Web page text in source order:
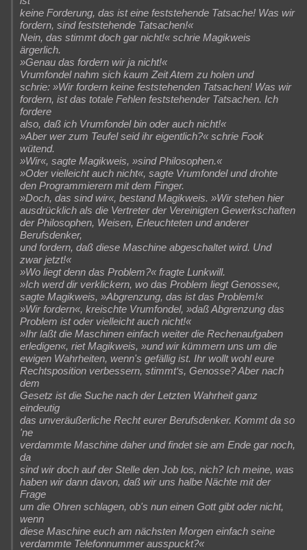
keine Forderung, das ist eine feststehende Tatsache! Was wir
fordern, sind feststehende Tatsachen!«
Nein, das stimmt doch gar nicht!« schrie Magikweis
ärgerlich.
»Genau das fordern wir ja nicht!«
Vrumfondel nahm sich kaum Zeit Atem zu holen und
schrie: »Wir fordern keine feststehenden Tatsachen! Was wir
fordern, ist das totale Fehlen feststehender Tatsachen. Ich
fordere
also, daß ich Vrumfondel bin oder auch nicht!«
»Aber wer zum Teufel seid ihr eigentlich?« schrie Fook
wütend.
»Wir«, sagte Magikweis, »sind Philosophen.«
»Oder vielleicht auch nicht«, sagte Vrumfondel und drohte
den Programmierern mit dem Finger.
»Doch, das sind wir«, bestand Magikweis. »Wir stehen hier
ausdrücklich als die Vertreter der Vereinigten Gewerkschaften
der Philosophen, Weisen, Erleuchteten und anderer
Berufsdenker,
und fordern, daß diese Maschine abgeschaltet wird. Und
zwar jetzt!«
»Wo liegt denn das Problem?« fragte Lunkwill.
»Ich werd dir verklickern, wo das Problem liegt Genosse«,
sagte Magikweis, »Abgrenzung, das ist das Problem!«
»Wir fordern«, kreischte Vrumfondel, »daß Abgrenzung das
Problem ist oder vielleicht auch nicht!«
»Ihr laßt die Maschinen einfach weiter die Rechenaufgaben
erledigen«, riet Magikweis, »und wir kümmern uns um die
ewigen Wahrheiten, wenn's gefällig ist. Ihr wollt wohl eure
Rechtsposition verbessern, stimmt‘s, Genosse? Aber nach
dem
Gesetz ist die Suche nach der Letzten Wahrheit ganz
eindeutig
das unveräußerliche Recht eurer Berufsdenker. Kommt da so
'ne
verdammte Maschine daher und findet sie am Ende gar noch,
da
sind wir doch auf der Stelle den Job los, nich? Ich meine, was
haben wir dann davon, daß wir uns halbe Nächte mit der
Frage
um die Ohren schlagen, ob's nun einen Gott gibt oder nicht,
wenn
diese Maschine euch am nächsten Morgen einfach seine
verdammte Telefonnummer ausspuckt?«